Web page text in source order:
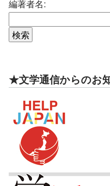
編著者名:
★文学通信からのお